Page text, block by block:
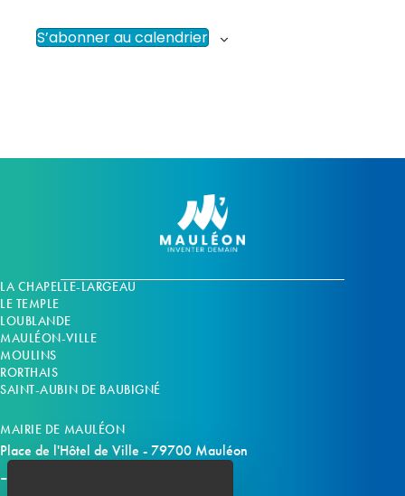
S’abonner au calendrier
LA CHAPELLE-LARGEAU
LE TEMPLE
LOUBLANDE
MAULÉON-VILLE
MOULINS
RORTHAIS
SAINT-AUBIN DE BAUBIGNÉ
MAIRIE DE MAULÉON
Place de l'Hôtel de Ville - 79700 Mauléon